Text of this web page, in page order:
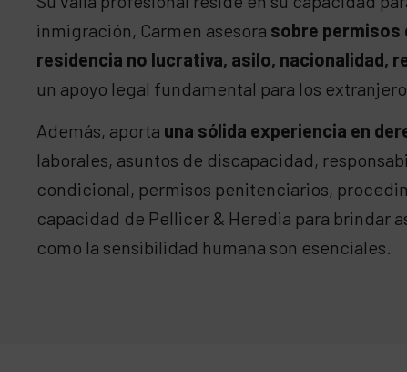
inmigración, Carmen asesora sobre permisos
residencia no lucrativa, asilo, nacionalidad,
un apoyo legal fundamental para los
Además, aporta una sólida experiencia en
laborales, asuntos de discapacidad,
condicional, permisos penitenciarios,
capacidad de Pellicer & Heredia para brindar
como la sensibilidad humana son esenciales.